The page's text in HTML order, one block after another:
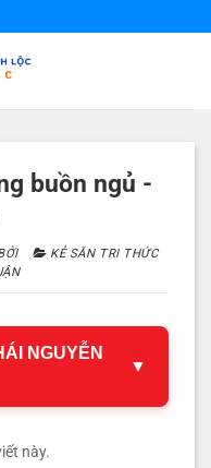
buồn ngủ -
KẺ SĂN TRI THỨC
NGUYỄN
▼
này.